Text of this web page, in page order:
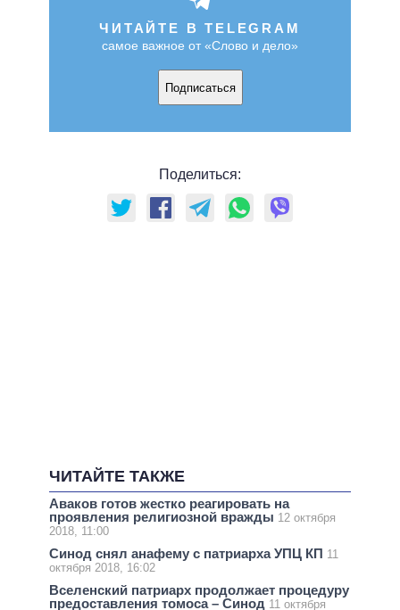
ЧИТАЙТЕ В TELEGRAM
самое важное от «Слово и дело»
Подписаться
Поделиться:
ЧИТАЙТЕ ТАКЖЕ
Аваков готов жестко реагировать на
проявления религиозной вражды 12 октября
2018, 11:00
Синод снял анафему с патриарха УПЦ КП 11
октября 2018, 16:02
Вселенский патриарх продолжает процедуру
предоставления томоса – Синод 11 октября